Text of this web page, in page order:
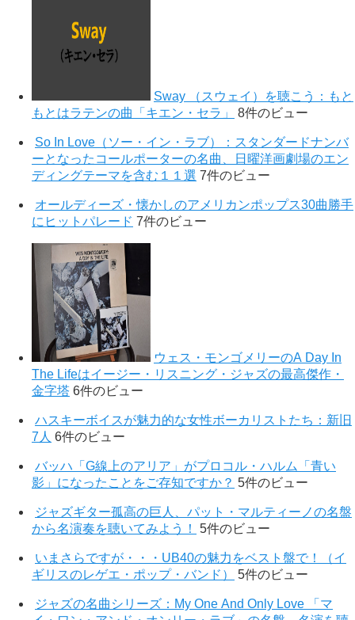
Sway （スウェイ）を聴こう：もと
もとはラテンの曲「キエン・セラ」
8件のビュー
So In Love（ソー・イン・ラブ）：スタンダードナンバ
ーとなったコールポーターの名曲、日曜洋画劇場のエン
ディングテーマを含む１１選 7件のビュー
オールディーズ・懐かしのアメリカンポップス30曲勝手
にヒットパレード 7件のビュー
ウェス・モンゴメリーのA Day In
The Lifeはイージー・リスニング・ジャズの最高傑作・
金字塔 6件のビュー
ハスキーボイスが魅力的な女性ボーカリストたち：新旧
7人 6件のビュー
バッハ「G線上のアリア」がプロコル・ハルム「青い
影」になったことをご存知ですか？ 5件のビュー
ジャズギター孤高の巨人、パット・マルティーノの名盤
から名演奏を聴いてみよう！
5件のビュー
いまさらですが・・・UB40の魅力をベスト盤で！（イ
ギリスのレゲエ・ポップ・バンド）
5件のビュー
ジャズの名曲シリーズ：My One And Only Love 「マ